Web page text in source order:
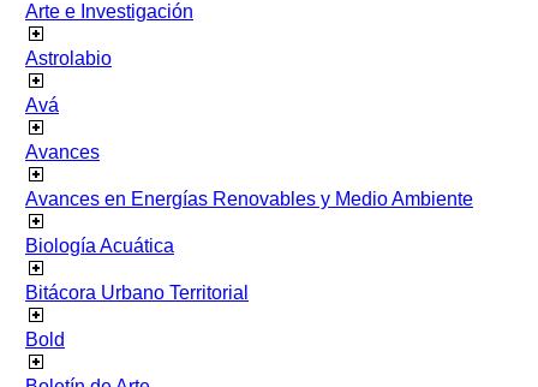
Arte e Investigación
Astrolabio
Avá
Avances
Avances en Energías Renovables y Medio Ambiente
Biología Acuática
Bitácora Urbano Territorial
Bold